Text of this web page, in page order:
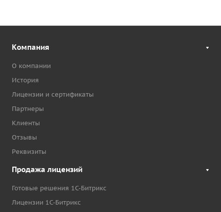
Компания
О компании
История
Лицензии и сертификаты
Партнеры
Клиенты
Отзывы
Реквизиты
Продажа лицензий
Готовые решения 1С-Битрикс
Лицензии 1С-Битрикс